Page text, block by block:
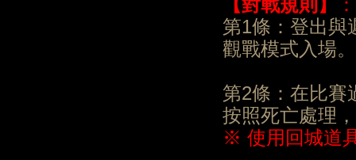
【對戰規則 】
：
第1條：登出與
觀戰模式入場
第2條：在比賽
按照死亡處理
※ 使用回城道